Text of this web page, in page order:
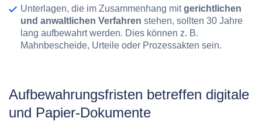
Unterlagen, die im Zusammenhang mitgerichtlichen
und anwaltlichen Verfahren stehen, sollten 30 Jahre
lang aufbewahrt werden. Dies können z. B.
Mahnbescheide, Urteile oder Prozessakten sein.
Aufbewahrungsfristen betreffen digitale
und Papier-Dokumente